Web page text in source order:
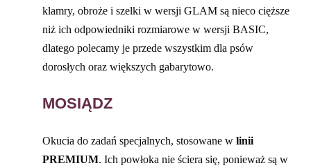
klamry, obroże i szelki w wersji GLAM są nieco cięższe
niż ich odpowiedniki rozmiarowe w wersji BASIC,
dlatego polecamy je przede wszystkim dla psów
dorosłych oraz większych gabarytowo.
MOSIĄDZ
Okucia do zadań specjalnych, stosowane w linii
PREMIUM. Ich powłoka nie ściera się, ponieważ są w